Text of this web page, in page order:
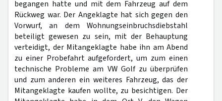
begangen hatte und mit dem Fahrzeug auf dem
Rückweg war. Der Angeklagte hat sich gegen den
Vorwurf, an dem Wohnungseinbruchsdiebstahl
beteiligt gewesen zu sein, mit der Behauptung
verteidigt, der Mitangeklagte habe ihn am Abend
zu einer Probefahrt aufgefordert, um zum einen
technische Probleme am VW Golf zu überprüfen
und zum anderen ein weiteres Fahrzeug, das der
Mitangeklagte kaufen wollte, zu besichtigen. Der